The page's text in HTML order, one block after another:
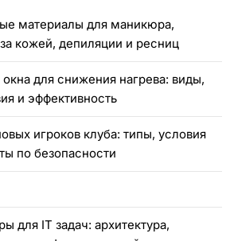
материалы для маникюра,
кожей, депиляции и ресниц
для снижения нагрева: виды,
и эффективность
игроков клуба: типы, условия
по безопасности
для IT задач: архитектура,